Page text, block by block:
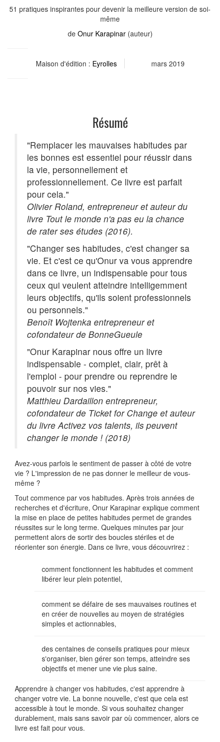
51 pratiques inspirantes pour devenir la meilleure version de soi-
même
de Onur Karapinar(auteur)
Maison d'édition : Eyrolles mars 2019
Résumé
"Remplacer les mauvaises habitudes par
les bonnes est essentiel pour réussir dans
la vie, personnellement et
professionnellement. Ce livre est parfait
pour cela."
Olivier Roland, entrepreneur et auteur du
livre Tout le monde n'a pas eu la chance
de rater ses études (2016).
"Changer ses habitudes, c'est changer sa
vie. Et c'est ce qu'Onur va vous apprendre
dans ce livre, un indispensable pour tous
ceux qui veulent atteindre intelligemment
leurs objectifs, qu'ils soient professionnels
ou personnels."
Benoît Wojtenka entrepreneur et
cofondateur de BonneGueule
"Onur Karapinar nous offre un livre
indispensable - complet, clair, prêt à
l'emploi - pour prendre ou reprendre le
pouvoir sur nos vies."
Matthieu Dardaillon entrepreneur,
cofondateur de Ticket for Change et auteur
du livre Activez vos talents, ils peuvent
changer le monde ! (2018)
Avez-vous parfois le sentiment de passer à côté de votre
vie ? L'impression de ne pas donner le meilleur de vous-
même ?
Tout commence par vos habitudes. Après trois années de
recherches et d'écriture, Onur Karapinar explique comment
la mise en place de petites habitudes permet de grandes
réussites sur le long terme. Quelques minutes par jour
permettent alors de sortir des boucles stériles et de
réorienter son énergie. Dans ce livre, vous découvrirez :
comment fonctionnent les habitudes et comment
libérer leur plein potentiel,
comment se défaire de ses mauvaises routines et
en créer de nouvelles au moyen de stratégies
simples et actionnables,
des centaines de conseils pratiques pour mieux
s'organiser, bien gérer son temps, atteindre ses
objectifs et mener une vie plus saine.
Apprendre à changer vos habitudes, c'est apprendre à
changer votre vie. La bonne nouvelle, c'est que cela est
accessible à tout le monde. Si vous souhaitez changer
durablement, mais sans savoir par où commencer, alors ce
livre est fait pour vous.